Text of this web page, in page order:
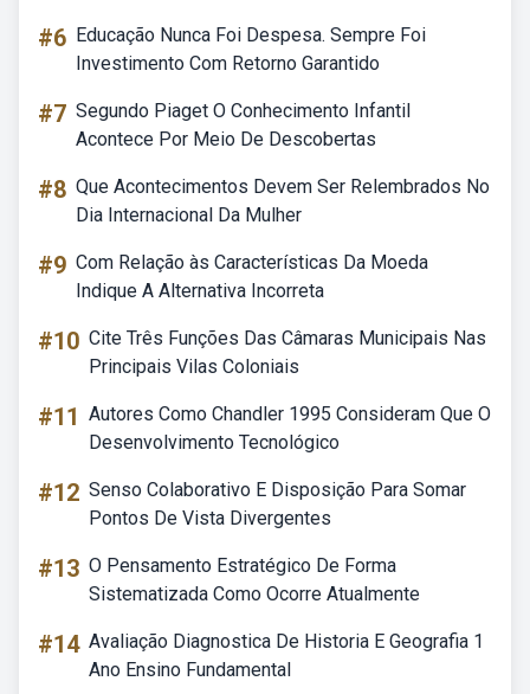
#6 Educação Nunca Foi Despesa. Sempre Foi
Investimento Com Retorno Garantido
#7 Segundo Piaget O Conhecimento Infantil
Acontece Por Meio De Descobertas
#8 Que Acontecimentos Devem Ser Relembrados No
Dia Internacional Da Mulher
#9 Com Relação às Características Da Moeda
Indique A Alternativa Incorreta
#10 Cite Três Funções Das Câmaras Municipais Nas
Principais Vilas Coloniais
#11 Autores Como Chandler 1995 Consideram Que O
Desenvolvimento Tecnológico
#12 Senso Colaborativo E Disposição Para Somar
Pontos De Vista Divergentes
#13 O Pensamento Estratégico De Forma
Sistematizada Como Ocorre Atualmente
#14 Avaliação Diagnostica De Historia E Geografia 1
Ano Ensino Fundamental